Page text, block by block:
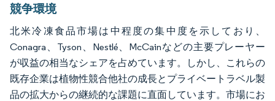
競争環境
北米冷凍食品市場は中程度の集中度を示しており、
Conagra、Tyson、Nestlé、McCainなどの主要プレーヤー
が収益の相当なシェアを占めています。しかし、これらの
既存企業は植物性競合他社の成長とプライベートラベル製
品の拡大からの継続的な課題に直面しています。市場にお